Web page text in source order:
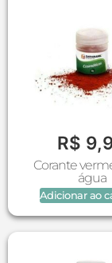
R$
Corante
água
Adicionar ao